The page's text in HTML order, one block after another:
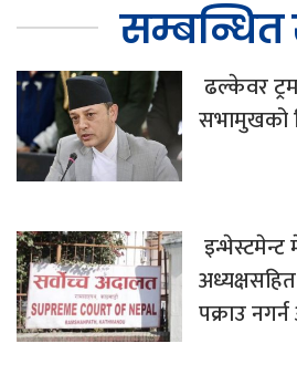
ढल्केवर
सभामुखको
पक्राउ